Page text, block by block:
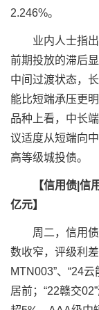
2.246%。
业内人士指出
前期投放的滞后
中间过渡状态，
能比短端承压更
品种上看，中长
议适度从短端向
高等级城投债。
【信用债|信
亿元】
周二，信用债
数收窄，评级利
MTN003”、“24
居前；“22赣交